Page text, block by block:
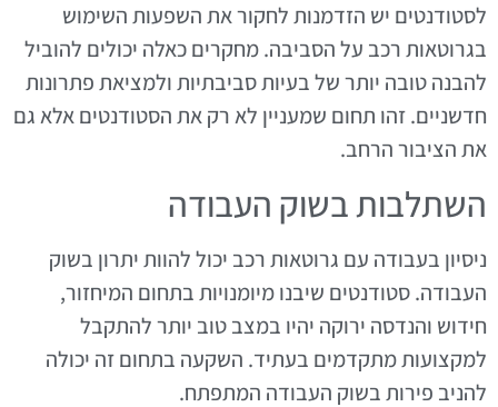
לסטודנטים יש הזדמנות לחקור את השפעות השימוש
בגרוטאות רכב על הסביבה. מחקרים כאלה יכולים להוביל
להבנה טובה יותר של בעיות סביבתיות ולמציאת פתרונות
חדשניים. זהו תחום שמעניין לא רק את הסטודנטים אלא גם
את הציבור הרחב.
השתלבות בשוק העבודה
ניסיון בעבודה עם גרוטאות רכב יכול להוות יתרון בשוק
העבודה. סטודנטים שיבנו מיומנויות בתחום המיחזור,
חידוש והנדסה ירוקה יהיו במצב טוב יותר להתקבל
למקצועות מתקדמים בעתיד. השקעה בתחום זה יכולה
להניב פירות בשוק העבודה המתפתח.